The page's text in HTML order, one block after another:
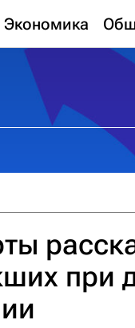
Экономика
при